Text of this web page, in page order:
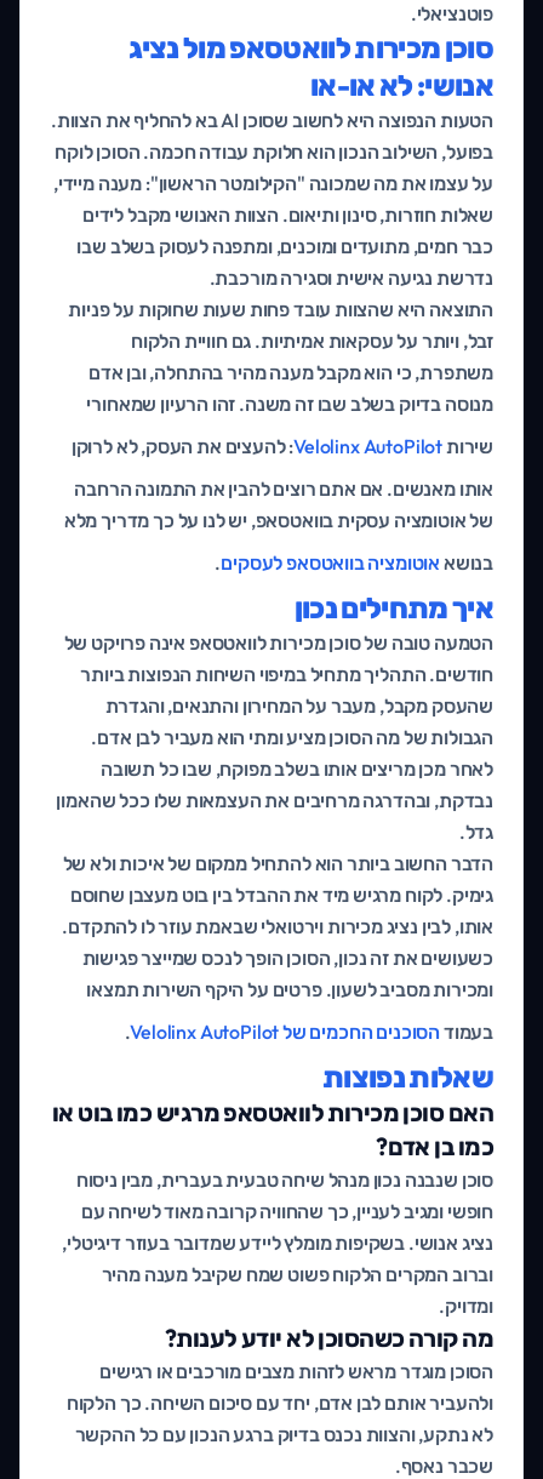
פוטנציאלי.
סוכן מכירות לוואטסאפ מול נציג
אנושי: לא או-או
הטעות הנפוצה היא לחשוב שסוכן AI בא להחליף את הצוות.
בפועל, השילוב הנכון הוא חלוקת עבודה חכמה. הסוכן לוקח
על עצמו את מה שמכונה "הקילומטר הראשון": מענה מיידי,
שאלות חוזרות, סינון ותיאום. הצוות האנושי מקבל לידים
כבר חמים, מתועדים ומוכנים, ומתפנה לעסוק בשלב שבו
נדרשת נגיעה אישית וסגירה מורכבת.
התוצאה היא שהצוות עובד פחות שעות שחוקות על פניות
זבל, ויותר על עסקאות אמיתיות. גם חוויית הלקוח
משתפרת, כי הוא מקבל מענה מהיר בהתחלה, ובן אדם
מנוסה בדיוק בשלב שבו זה משנה. זהו הרעיון שמאחורי
שירותVelolinx AutoPilot: להעצים את העסק, לא לרוקן
אותו מאנשים. אם אתם רוצים להבין את התמונה הרחבה
של אוטומציה עסקית בוואטסאפ, יש לנו על כך מדריך מלא
בנושא אוטומציה בוואטסאפ לעסקים.
איך מתחילים נכון
הטמעה טובה של סוכן מכירות לוואטסאפ אינה פרויקט של
חודשים. התהליך מתחיל במיפוי השיחות הנפוצות ביותר
שהעסק מקבל, מעבר על המחירון והתנאים, והגדרת
הגבולות של מה הסוכן מציע ומתי הוא מעביר לבן אדם.
לאחר מכן מריצים אותו בשלב מפוקח, שבו כל תשובה
נבדקת, ובהדרגה מרחיבים את העצמאות שלו ככל שהאמון
גדל.
הדבר החשוב ביותר הוא להתחיל ממקום של איכות ולא של
גימיק. לקוח מרגיש מיד את ההבדל בין בוט מעצבן שחוסם
אותו, לבין נציג מכירות וירטואלי שבאמת עוזר לו להתקדם.
כשעושים את זה נכון, הסוכן הופך לנכס שמייצר פגישות
ומכירות מסביב לשעון. פרטים על היקף השירות תמצאו
בעמודהסוכנים החכמים של Velolinx AutoPilot .
שאלות נפוצות
האם סוכן מכירות לוואטסאפ מרגיש כמו בוט או
כמו בן אדם?
סוכן שנבנה נכון מנהל שיחה טבעית בעברית, מבין ניסוח
חופשי ומגיב לעניין, כך שהחוויה קרובה מאוד לשיחה עם
נציג אנושי. בשקיפות מומלץ ליידע שמדובר בעוזר דיגיטלי,
וברוב המקרים הלקוח פשוט שמח שקיבל מענה מהיר
ומדויק.
מה קורה כשהסוכן לא יודע לענות?
הסוכן מוגדר מראש לזהות מצבים מורכבים או רגישים
ולהעביר אותם לבן אדם, יחד עם סיכום השיחה. כך הלקוח
לא נתקע, והצוות נכנס בדיוק ברגע הנכון עם כל ההקשר
שכבר נאסף.